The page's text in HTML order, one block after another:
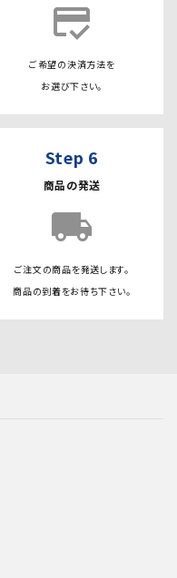
credit_score
ご希望の決済方法を
お選び下さい。
Step 6
商品の発送
local_shipping
ご注文の商品を発送します。
商品の到着をお待ち下さい。